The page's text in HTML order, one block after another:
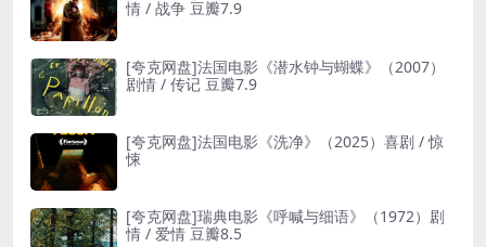
情 / 战争 豆瓣7.9
[夸克网盘]法国电影《潜水钟与蝴蝶》（2007）
剧情 / 传记 豆瓣7.9
[夸克网盘]法国电影《洗净》（2025）喜剧 / 惊
悚
[夸克网盘]瑞典电影《呼喊与细语》（1972）剧
情 / 爱情 豆瓣8.5